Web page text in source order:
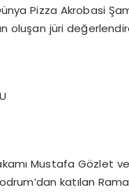
Pizza Akrobasi
oluşan jüri
Mustafa Gözlet ve
katılan